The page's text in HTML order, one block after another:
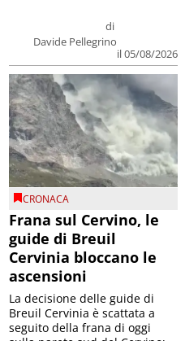
di
Davide Pellegrino
il 05/08/2026
CRONACA
Frana sul Cervino, le
guide di Breuil
Cervinia bloccano le
ascensioni
La decisione delle guide di
Breuil Cervinia è scattata a
seguito della frana di oggi